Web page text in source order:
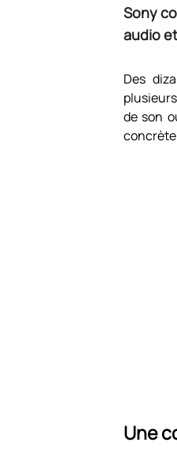
Sony
audio
Des
plusieurs
de son
Une